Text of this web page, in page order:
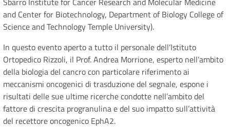
and Center for Biotechnology, Department of Biology College of
Science and Technology Temple University).
In questo evento aperto a tutto il personale dell’Istituto
Ortopedico Rizzoli, il Prof. Andrea Morrione, esperto nell’ambito
della biologia del cancro con particolare riferimento ai
meccanismi oncogenici di trasduzione del segnale, espone i
risultati delle sue ultime ricerche condotte nell’ambito del
fattore di crescita progranulina e del suo impatto sull’attività
del recettore oncogenico EphA2.